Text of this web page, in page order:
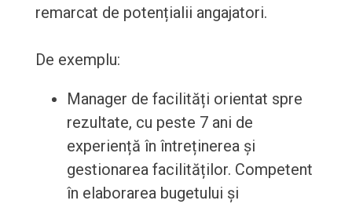
remarcat de potențialii angajatori.
De exemplu:
Manager de facilități orientat spre
rezultate, cu peste 7 ani de
experiență în întreținerea și
gestionarea facilităților. Competent
în elaborarea bugetului și